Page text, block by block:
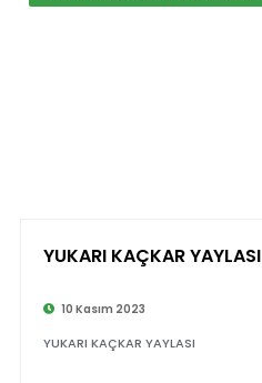
YUKARI KAÇKAR YAYLASI
10 Kasım 2023
YUKARI KAÇKAR YAYLASI